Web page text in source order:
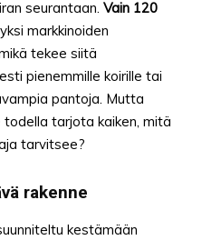
seurantaan. Vain 120
markkinoiden
tekee siitä
pienemmille koirille tai
pantoja. Mutta
tarjota kaiken, mitä
tarvitsee?
rakenne
kestämään